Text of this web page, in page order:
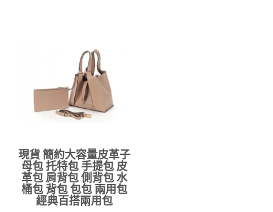
現貨 簡約大容量皮革子
母包 托特包 手提包 皮
革包 肩背包 側背包 水
桶包 背包 包包 兩用包
經典百搭兩用包